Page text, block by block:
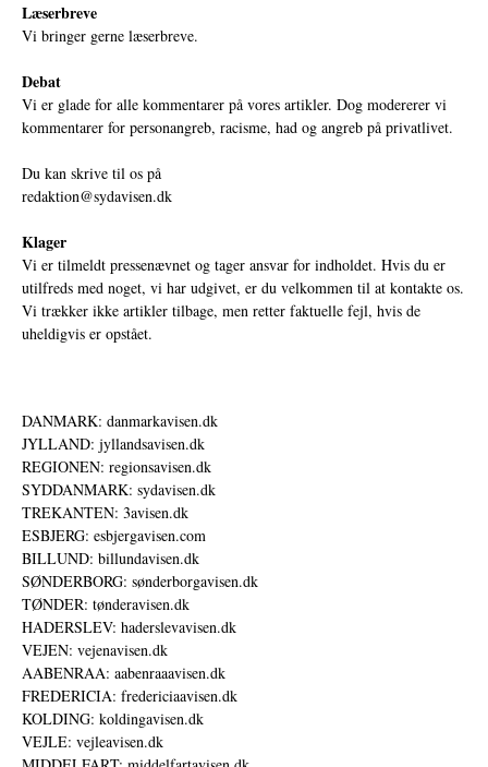
Læserbreve
Vi bringer gerne læserbreve.
Debat
Vi er glade for alle kommentarer på vores artikler. Dog modererer vi
kommentarer for personangreb, racisme, had og angreb på privatlivet.
Du kan skrive til os på
redaktion@sydavisen.dk
Klager
Vi er tilmeldt pressenævnet og tager ansvar for indholdet. Hvis du er
utilfreds med noget, vi har udgivet, er du velkommen til at kontakte os.
Vi trækker ikke artikler tilbage, men retter faktuelle fejl, hvis de
uheldigvis er opstået.
DANMARK: danmarkavisen.dk
JYLLAND: jyllandsavisen.dk
REGIONEN: regionsavisen.dk
SYDDANMARK: sydavisen.dk
TREKANTEN: 3avisen.dk
ESBJERG: esbjergavisen.com
BILLUND: billundavisen.dk
SØNDERBORG: sønderborgavisen.dk
TØNDER: tønderavisen.dk
HADERSLEV: haderslevavisen.dk
VEJEN: vejenavisen.dk
AABENRAA: aabenraaavisen.dk
FREDERICIA: fredericiaavisen.dk
KOLDING: koldingavisen.dk
VEJLE: vejleavisen.dk